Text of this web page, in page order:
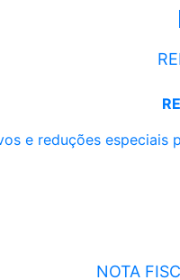
e reduções
NOTA